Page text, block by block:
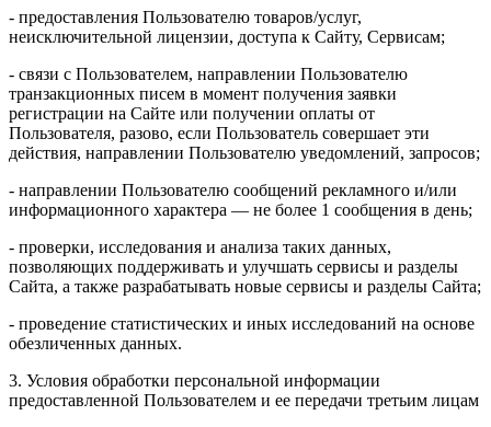
- предоставления Пользователю товаров/услуг,
неисключительной лицензии, доступа к Сайту, Сервисам;
- связи с Пользователем, направлении Пользователю
транзакционных писем в момент получения заявки
регистрации на Сайте или получении оплаты от
Пользователя, разово, если Пользователь совершает эти
действия, направлении Пользователю уведомлений, запросов;
- направлении Пользователю сообщений рекламного и/или
информационного характера — не более 1 сообщения в день;
- проверки, исследования и анализа таких данных,
позволяющих поддерживать и улучшать сервисы и разделы
Сайта, а также разрабатывать новые сервисы и разделы Сайта;
- проведение статистических и иных исследований на основе
обезличенных данных.
3. Условия обработки персональной информации
предоставленной Пользователем и ее передачи третьим лицам